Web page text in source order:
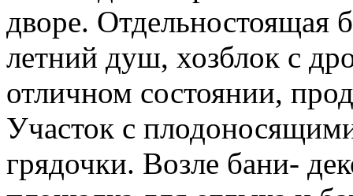
дворе. Отдельностоящая
летний душ, хозблок с
отличном состоянии,
Участок с
грядочки. Возле бани-